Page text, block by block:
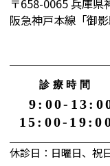
〒658-0065 兵庫県
阪急神戸本線「御
診療時間
9:00-
15:00-
休診日：日曜日、